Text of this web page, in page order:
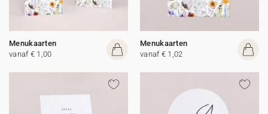
Menukaarten
vanaf € 1,00
Menukaarten
vanaf € 1,02